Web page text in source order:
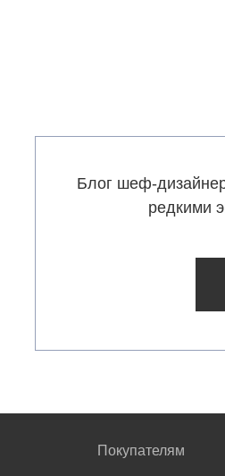
Блог шеф-
редкими
Покупателям